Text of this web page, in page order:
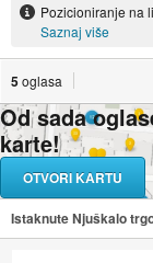
Pozicioniranje na
Saznaj više
5oglasa
Od sada
karte!
OTVORI KARTU
Istaknute Njuškalo